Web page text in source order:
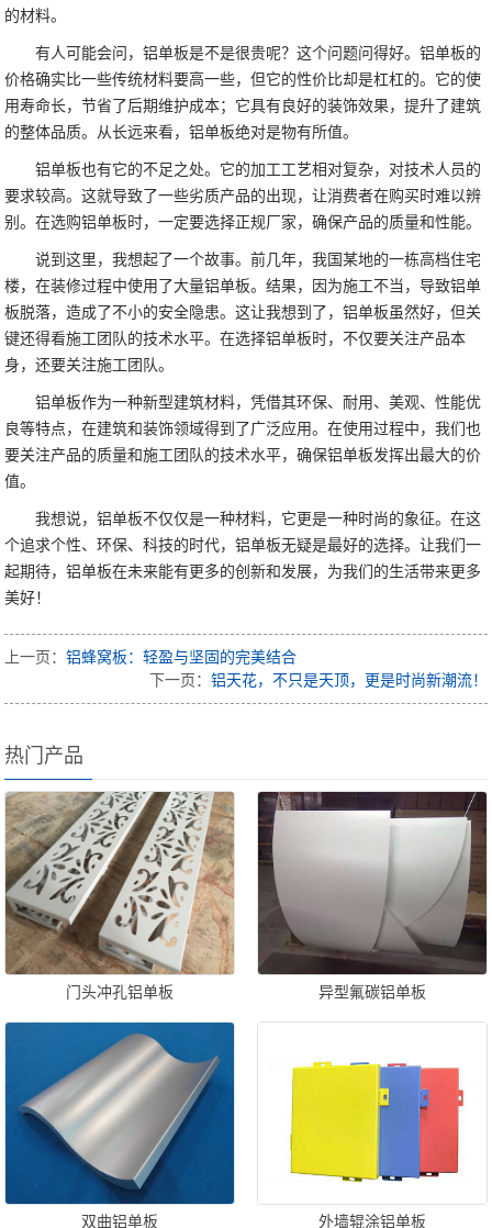
的材料。
有人可能会问，铝单板是不是很贵呢？这个问题问得好。铝单板的
价格确实比一些传统材料要高一些，但它的性价比却是杠杠的。它的使
用寿命长，节省了后期维护成本；它具有良好的装饰效果，提升了建筑
的整体品质。从长远来看，铝单板绝对是物有所值。
铝单板也有它的不足之处。它的加工工艺相对复杂，对技术人员的
要求较高。这就导致了一些劣质产品的出现，让消费者在购买时难以辨
别。在选购铝单板时，一定要选择正规厂家，确保产品的质量和性能。
说到这里，我想起了一个故事。前几年，我国某地的一栋高档住宅
楼，在装修过程中使用了大量铝单板。结果，因为施工不当，导致铝单
板脱落，造成了不小的安全隐患。这让我想到了，铝单板虽然好，但关
键还得看施工团队的技术水平。在选择铝单板时，不仅要关注产品本
身，还要关注施工团队。
铝单板作为一种新型建筑材料，凭借其环保、耐用、美观、性能优
良等特点，在建筑和装饰领域得到了广泛应用。在使用过程中，我们也
要关注产品的质量和施工团队的技术水平，确保铝单板发挥出最大的价
值。
我想说，铝单板不仅仅是一种材料，它更是一种时尚的象征。在这
个追求个性、环保、科技的时代，铝单板无疑是最好的选择。让我们一
起期待，铝单板在未来能有更多的创新和发展，为我们的生活带来更多
美好！
上一页：铝蜂窝板：轻盈与坚固的完美结合
下一页： 铝天花，不只是天顶，更是时尚新潮流！
热门产品
门头冲孔铝单板 异型氟碳铝单板
双曲铝单板 外墙辊涂铝单板